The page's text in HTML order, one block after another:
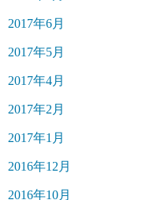
2017年6月
2017年5月
2017年4月
2017年2月
2017年1月
2016年12月
2016年10月